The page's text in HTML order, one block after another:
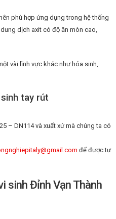
phù hợp ứng dụng trong hệ thống
dịch axit có độ ăn mòn cao,
vài lĩnh vực khác như hóa sinh,
tay rút
– DN114 và xuất xứ mà chúng ta có
để được tư
sinh Đỉnh Vạn Thành